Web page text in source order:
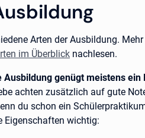
Arten der Ausbildung.
im Überblick nachlesen.
Ausbildung genügt meistens
achten zusätzlich auf gute
du schon ein
Eigenschaften wichtig: